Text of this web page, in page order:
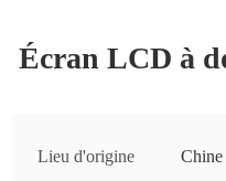
Écran LCD à
Lieu d'origine Chine